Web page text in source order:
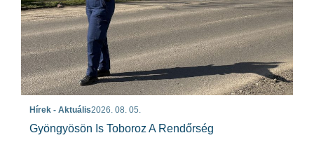
Hírek - Aktuális2026. 08. 05.
Gyöngyösön Is Toboroz A Rendőrség